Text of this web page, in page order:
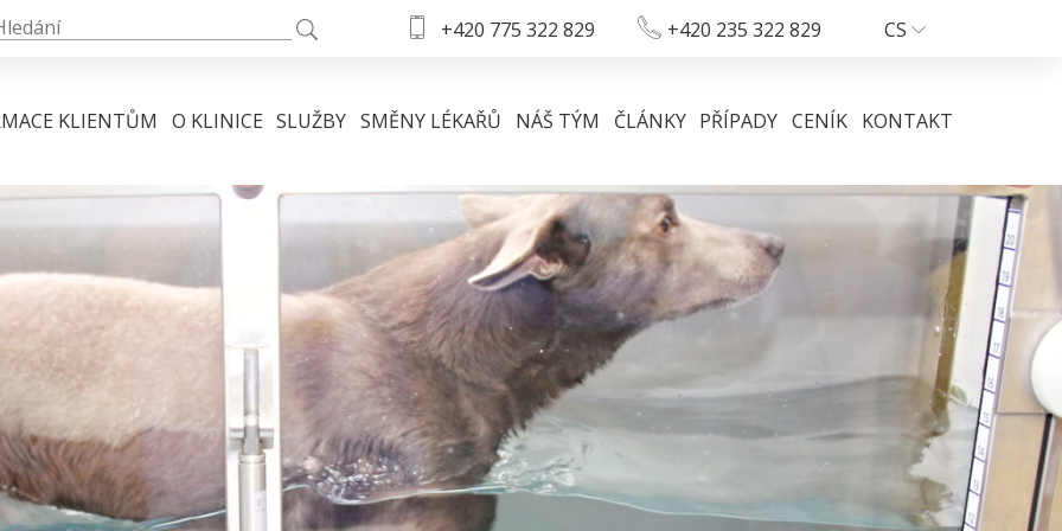
+420 775 322 829 +420 235 322 829 CS
KLIENTŮM O KLINICE SLUŽBY SMĚNY LÉKAŘŮ NÁŠ TÝM ČLÁNKY PŘÍPADY CENÍK KONTAKT